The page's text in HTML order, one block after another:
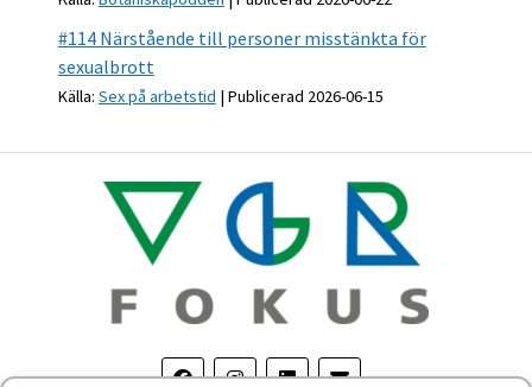
#114 Närstående till personer misstänkta för
sexualbrott
Källa: Sex på arbetstid Publicerad 2026-06-15